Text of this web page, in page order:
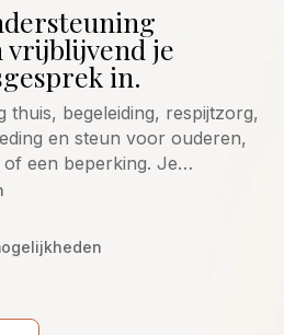
vrijblijvend je
in.
thuis, begeleiding, respijtzorg,
en steun voor ouderen,
of een beperking. Je…